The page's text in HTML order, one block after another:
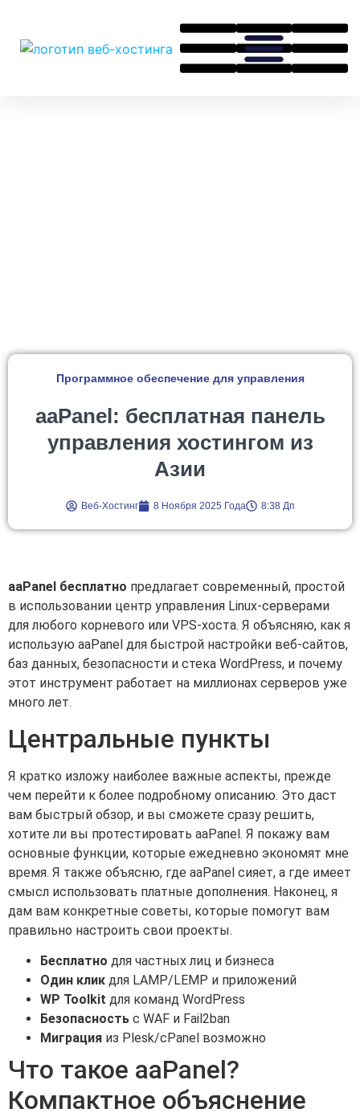
Программное обеспечение для управления
aaPanel: бесплатная панель
управления хостингом из
Азии
Веб-Хостинг 8 Ноября 2025 Года 8:38 Дп
aaPanel бесплатно предлагает современный, простой
в использовании центр управления Linux-серверами
для любого корневого или VPS-хоста. Я объясняю, как я
использую aaPanel для быстрой настройки веб-сайтов,
баз данных, безопасности и стека WordPress, и почему
этот инструмент работает на миллионах серверов уже
много лет.
Центральные пункты
Я кратко изложу наиболее важные аспекты, прежде
чем перейти к более подробному описанию. Это даст
вам быстрый обзор, и вы сможете сразу решить,
хотите ли вы протестировать aaPanel. Я покажу вам
основные функции, которые ежедневно экономят мне
время. Я также объясню, где aaPanel сияет, а где имеет
смысл использовать платные дополнения. Наконец, я
дам вам конкретные советы, которые помогут вам
правильно настроить свои проекты.
Бесплатно для частных лиц и бизнеса
Один клик для LAMP/LEMP и приложений
WP Toolkit для команд WordPress
Безопасность с WAF и Fail2ban
Миграция из Plesk/cPanel возможно
Что такое aaPanel?
Компактное объяснение